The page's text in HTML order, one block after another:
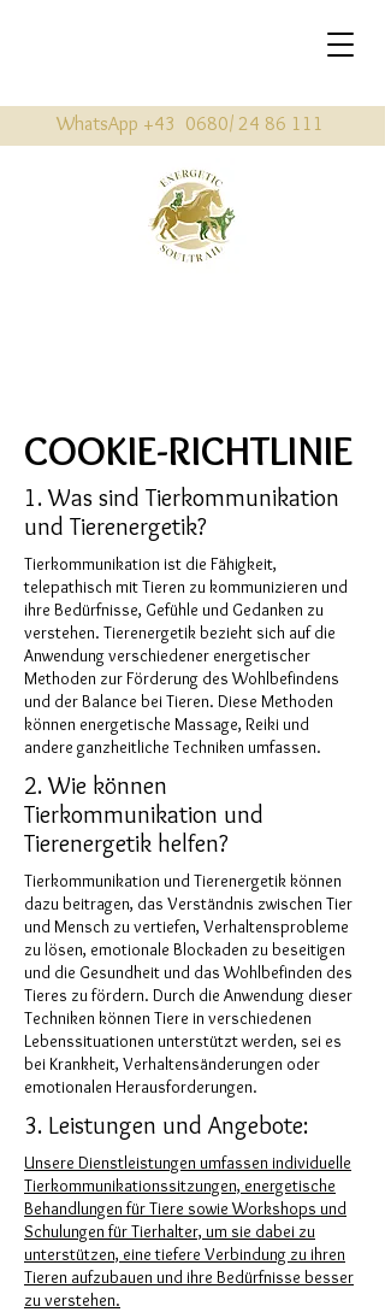
WhatsApp +43 0680/ 24 86 111
COOKIE-RICHTLINIE
1. Was sind Tierkommunikation
und Tierenergetik?
Tierkommunikation ist die Fähigkeit,
telepathisch mit Tieren zu kommunizieren und
ihre Bedürfnisse, Gefühle und Gedanken zu
verstehen. Tierenergetik bezieht sich auf die
Anwendung verschiedener energetischer
Methoden zur Förderung des Wohlbefindens
und der Balance bei Tieren. Diese Methoden
können energetische Massage, Reiki und
andere ganzheitliche Techniken umfassen.
2. Wie können
Tierkommunikation und
Tierenergetik helfen?
Tierkommunikation und Tierenergetik können
dazu beitragen, das Verständnis zwischen Tier
und Mensch zu vertiefen, Verhaltensprobleme
zu lösen, emotionale Blockaden zu beseitigen
und die Gesundheit und das Wohlbefinden des
Tieres zu fördern. Durch die Anwendung dieser
Techniken können Tiere in verschiedenen
Lebenssituationen unterstützt werden, sei es
bei Krankheit, Verhaltensänderungen oder
emotionalen Herausforderungen.
3. Leistungen und Angebote:
Unsere Dienstleistungen umfassen individuelle
Tierkommunikationssitzungen, energetische
Behandlungen für Tiere sowie Workshops und
Schulungen für Tierhalter, um sie dabei zu
unterstützen, eine tiefere Verbindung zu ihren
Tieren aufzubauen und ihre Bedürfnisse besser
zu verstehen.